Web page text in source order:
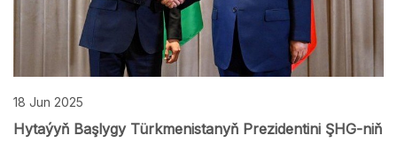
18 Jun 2025
Hytaýyň Başlygy Türkmenistanyň Prezidentini ŞHG-niň